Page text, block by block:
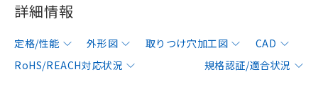
詳細情報
定格/性能 外形図 取りつけ穴加工図
CAD
RoHS/REACH対応状況
規格認証/適合状況